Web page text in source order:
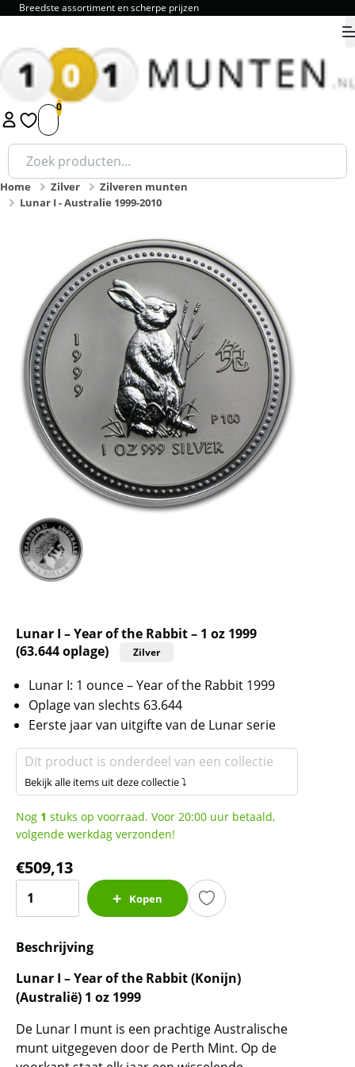
Breedste assortiment en scherpe prijzen
1 2 3 4 5 9.8
Zoeken
naar:
Home Zilver
Zilveren munten
Lunar I - Australie 1999-2010
Lunar I – Year of the Rabbit – 1 oz 1999
(63.644 oplage)
Zilver
Lunar I: 1 ounce – Year of the Rabbit 1999
Oplage van slechts 63.644
Eerste jaar van uitgifte van de Lunar serie
Dit product is onderdeel van een collectie
Bekijk alle items uit deze collectie ⤵
Nog 1 stuks op voorraad. Voor 20:00 uur betaald,
volgende werkdag verzonden!
€509,13
Year
the
Rabbit
-
1
Kopen
Beschrijving
Lunar I – Year of the Rabbit (Konijn)
(Australië) 1 oz 1999
De Lunar I munt is een prachtige Australische
munt uitgegeven door de Perth Mint. Op de